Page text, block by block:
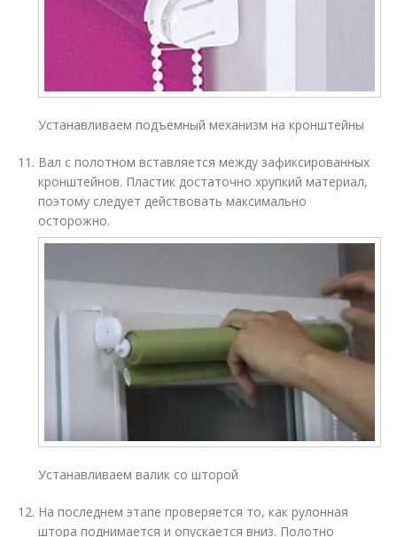
Устанавливаем подъемный механизм на кронштейны
Вал с полотном вставляется между зафиксированных
кронштейнов. Пластик достаточно хрупкий материал,
поэтому следует действовать максимально
осторожно.
Устанавливаем валик со шторой
На последнем этапе проверяется то, как рулонная
штора поднимается и опускается вниз. Полотно